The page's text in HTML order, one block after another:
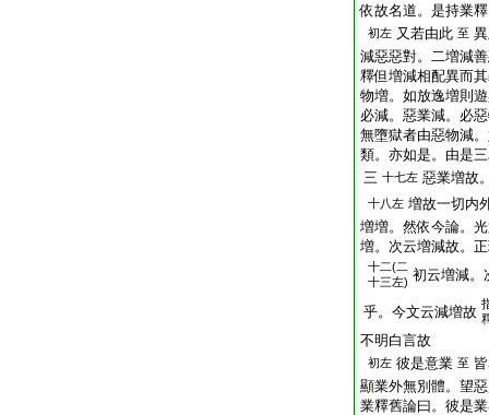
依故名道。是持業
初左 又若由此 至
減惡惡對。二増減
釋但増減相配異而
物増。如放逸増則
必減。惡業減。必
無墮獄者由惡物減
類。亦如是。由是
三 十七左 惡業増故
十八左 増故一切内
増増。然依今論。
増。次云増減故。
十二(二
十三左) 初云増減。
乎。今文云減増故
不明白言故
初左 彼是意業 至
顯業外無別體。望
業釋舊論曰。彼是